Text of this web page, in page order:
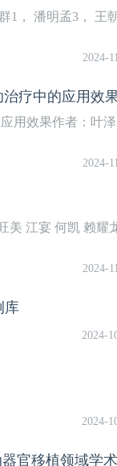
1， 潘明孟3， 王
2024-
疗中的应用效
用效果作者：叶泽
2024-
美 江宴 何凯 赖耀
2024-
库
2024-
2024-